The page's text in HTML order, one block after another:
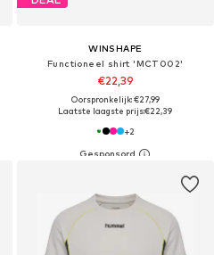
WINSHAPE
Functioneel shirt 'MCT002'
€22,39
Oorspronkelijk: €27,99
Laatste laagste prijs:€22,39
+2